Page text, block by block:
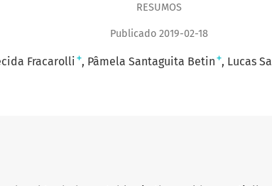
RESUMOS
Publicado 2019-02-18
Fracarolli + Pâmela Santaguita Betin + Lucas